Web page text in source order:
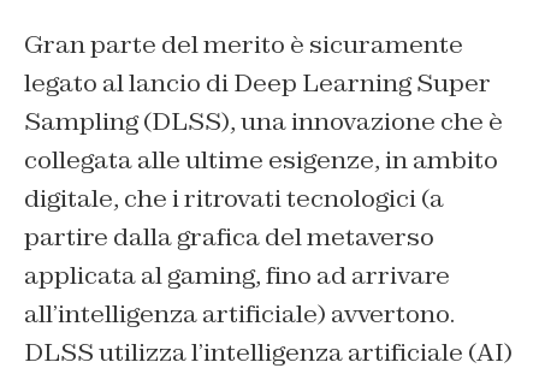
Gran parte del merito è sicuramente
legato al lancio di Deep Learning Super
Sampling (DLSS), una innovazione che è
collegata alle ultime esigenze, in ambito
digitale, che i ritrovati tecnologici (a
partire dalla grafica del metaverso
applicata al gaming, fino ad arrivare
all’intelligenza artificiale) avvertono.
DLSS utilizza l’intelligenza artificiale (AI)